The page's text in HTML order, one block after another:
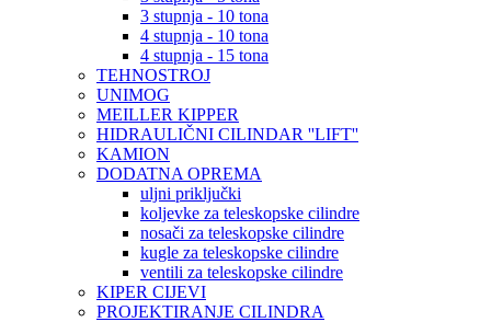
3 stupnja - 10 tona
4 stupnja - 10 tona
4 stupnja - 15 tona
TEHNOSTROJ
UNIMOG
MEILLER KIPPER
HIDRAULIČNI CILINDAR ''LIFT''
KAMION
DODATNA OPREMA
uljni priključki
koljevke za teleskopske cilindre
nosači za teleskopske cilindre
kugle za teleskopske cilindre
ventili za teleskopske cilindre
KIPER CIJEVI
PROJEKTIRANJE CILINDRA